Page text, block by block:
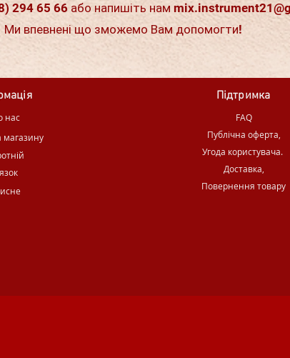
294 65 66 або напишіть нам
Ми впевнені що зможемо Вам допомогти!
нас
магазину
Підтримка
FAQ
Публічна оферта,
Угода користувача.
Доставка,
Повернення товару